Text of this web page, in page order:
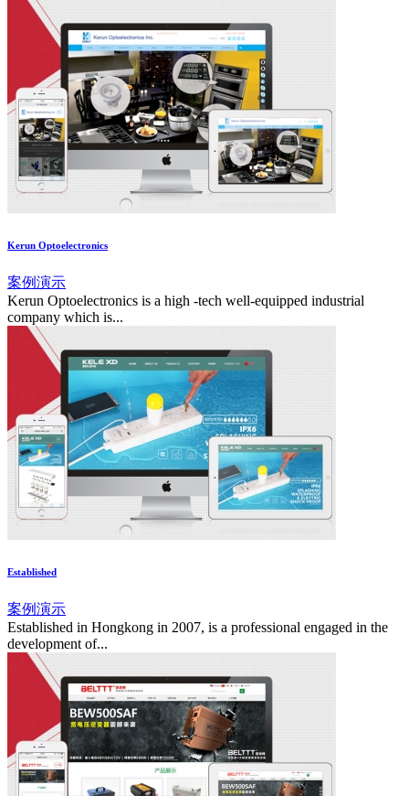
Kerun Optoelectronics
案例演示
Kerun Optoelectronics is a high -tech well-equipped industrial
company which is...
Established
案例演示
Established in Hongkong in 2007, is a professional engaged in the
development of...